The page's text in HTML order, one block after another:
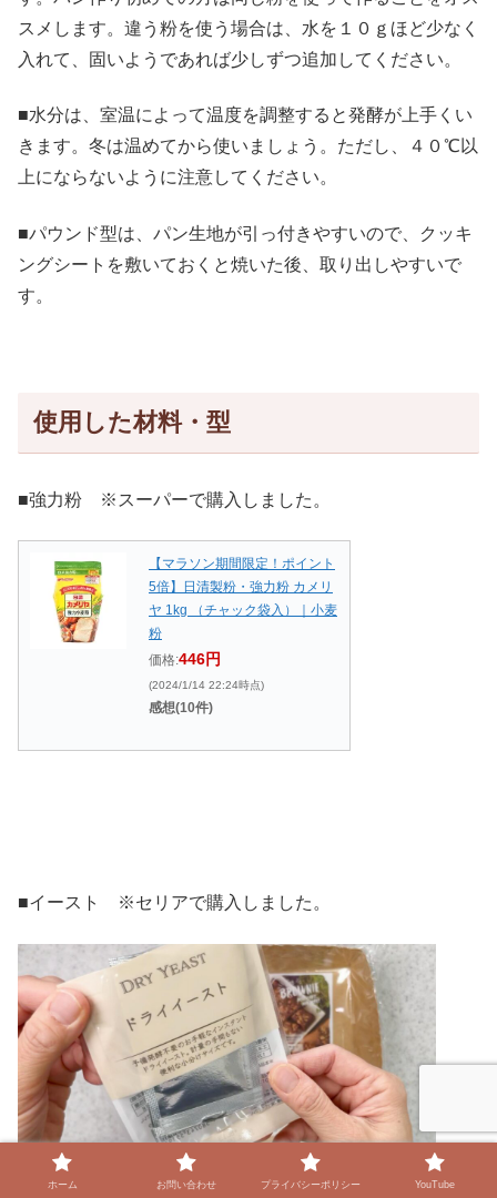
スメします。違う粉を使う場合は、水を１０ｇほど少なく
入れて、固いようであれば少しずつ追加してください。
■水分は、室温によって温度を調整すると発酵が上手くい
きます。冬は温めてから使いましょう。ただし、４０℃以
上にならないように注意してください。
■パウンド型は、パン生地が引っ付きやすいので、クッキ
ングシートを敷いておくと焼いた後、取り出しやすいで
す。
使用した材料・型
■強力粉 ※スーパーで購入しました。
【マラソン期間限定！ポイント
5倍】日清製粉・強力粉 カメリ
ヤ 1kg （チャック袋入）｜小麦
粉
価格:446円
(2024/1/14 22:24時点)
感想(10件)
■イースト ※セリアで購入しました。
ホーム お問い合わせ プライバシーポリシー YouTube